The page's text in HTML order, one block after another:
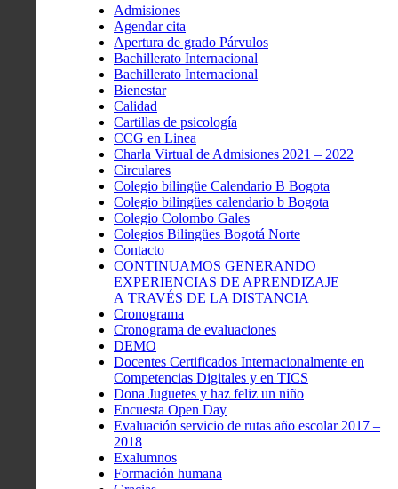
Admisiones
Agendar cita
Apertura de grado Párvulos
Bachillerato Internacional
Bachillerato Internacional
Bienestar
Calidad
Cartillas de psicología
CCG en Linea
Charla Virtual de Admisiones 2021 – 2022
Circulares
Colegio bilingüe Calendario B Bogota
Colegio bilingües calendario b Bogota
Colegio Colombo Gales
Colegios Bilingües Bogotá Norte
Contacto
CONTINUAMOS GENERANDO
EXPERIENCIAS DE APRENDIZAJE
A TRAVÉS DE LA DISTANCIA
Cronograma
Cronograma de evaluaciones
DEMO
Docentes Certificados Internacionalmente en
Competencias Digitales y en TICS
Dona Juguetes y haz feliz un niño
Encuesta Open Day
Evaluación servicio de rutas año escolar 2017 –
2018
Exalumnos
Formación humana